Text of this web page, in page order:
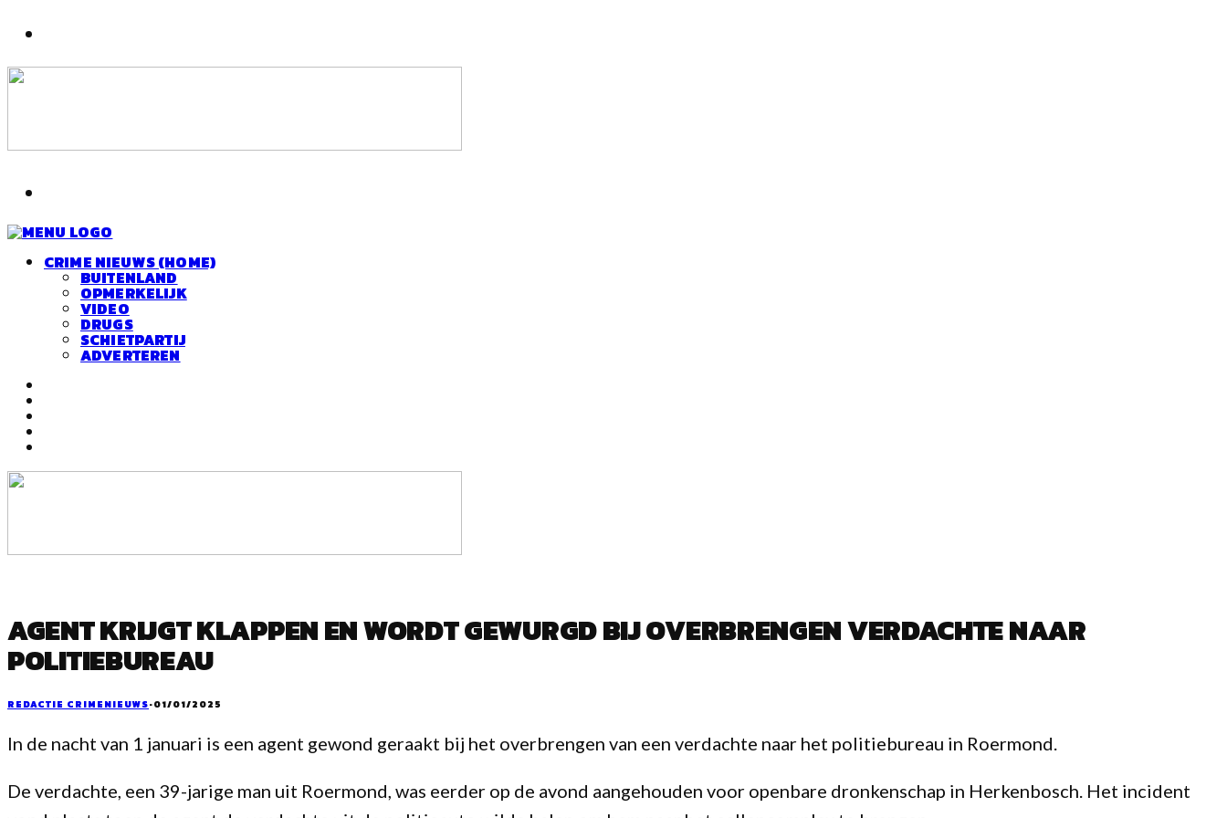
CRIME NIEUWS (HOME)
BUITENLAND
OPMERKELIJK
VIDEO
DRUGS
SCHIETPARTIJ
ADVERTEREN
AGENT KRIJGT KLAPPEN EN WORDT GEWURGD BIJ OVERBRENGEN VERDACHTE NAAR
POLITIEBUREAU
REDACTIE CRIMENIEUWS·01/01/2025
In de nacht van 1 januari is een agent gewond geraakt bij het overbrengen van een verdachte naar het politiebureau in Roermond.
De verdachte, een 39-jarige man uit Roermond, was eerder op de avond aangehouden voor openbare dronkenschap in Herkenbosch. Het incident